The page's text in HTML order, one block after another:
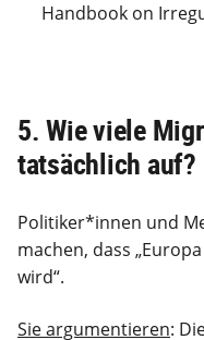
Handbook on
5. Wie viele
tatsächlich auf?
Politiker*innen und
machen, dass
wird“.
Sie argumentieren: